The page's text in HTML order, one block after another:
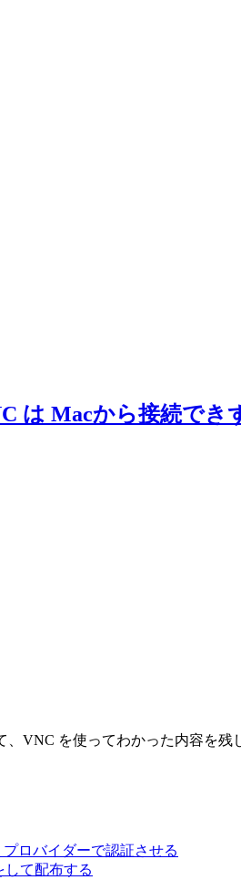
は Macから接続で
、VNC を使ってわかった内容を残
プロバイダーで認証させる
して配布する